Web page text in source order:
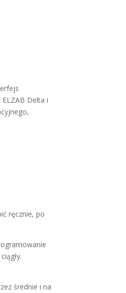
Delta i
ręcznie, po
średnie i na